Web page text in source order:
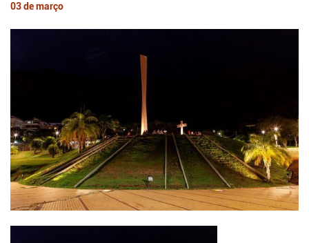
03 de março